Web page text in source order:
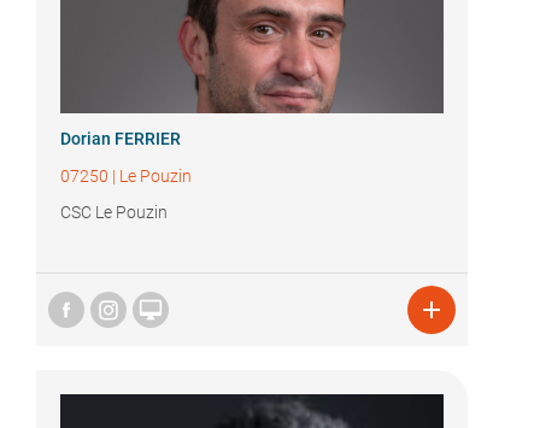
Dorian FERRIER
07250 | Le Pouzin
CSC Le Pouzin
 